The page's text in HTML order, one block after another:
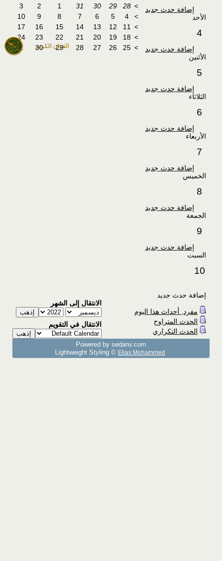
القران الكريم
إضافة حدث جديد
الأحد
4
إضافة حدث جديد
الأثنين
5
إضافة حدث جديد
الثلاثاء
6
إضافة حدث جديد
الأربعاء
7
إضافة حدث جديد
الخميس
8
إضافة حدث جديد
الجمعة
9
إضافة حدث جديد
السبت
10
>
28
29
30
31
1
2
3
>
4
5
6
7
8
9
10
>
11
12
13
14
15
16
17
>
18
19
20
21
22
23
24
>
25
26
27
28
29
30
1
إضافة حدث جديد
مفرد, أحداث هذا اليوم
الحدث المتراوح
الحدث التكراري
الانتقال إلى الشهر
الانتقال في التقويم
Powered by sedany.com
Lightweight Styling © Elias Mohammed